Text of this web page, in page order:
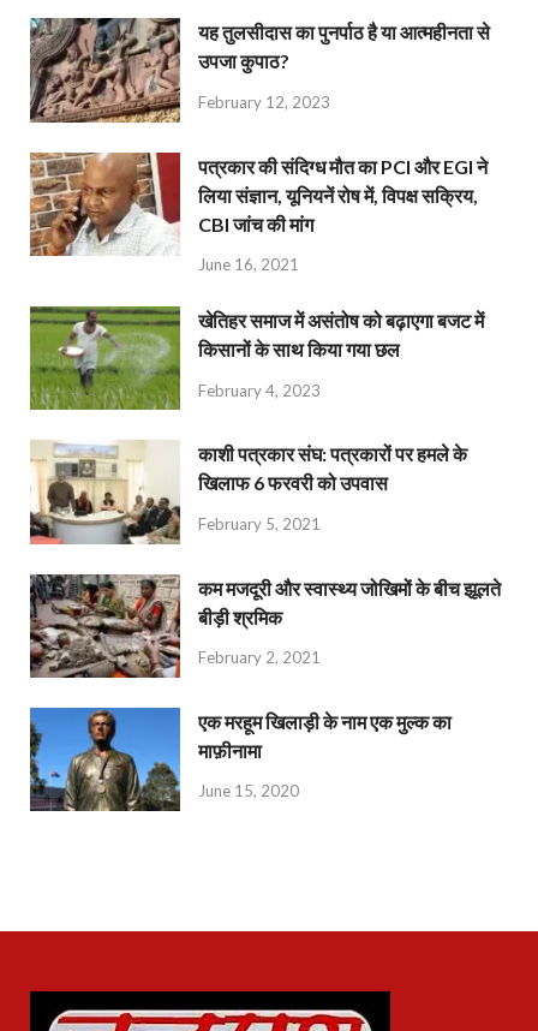
यह तुलसीदास का पुनर्पाठ है या आत्महीनता से
उपजा कुपाठ?
February 12, 2023
पत्रकार की संदिग्ध मौत का PCI और EGI ने
लिया संज्ञान, यूनियनें रोष में, विपक्ष सक्रिय,
CBI जांच की मांग
June 16, 2021
खेतिहर समाज में असंतोष को बढ़ाएगा बजट में
किसानों के साथ किया गया छल
February 4, 2023
काशी पत्रकार संघ: पत्रकारों पर हमले के
खिलाफ 6 फरवरी को उपवास
February 5, 2021
कम मजदूरी और स्वास्थ्य जोखिमों के बीच झूलते
बीड़ी श्रमिक
February 2, 2021
एक मरहूम खिलाड़ी के नाम एक मुल्क का
माफ़ीनामा
June 15, 2020